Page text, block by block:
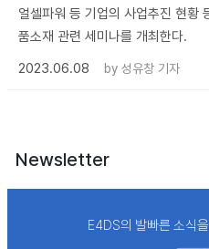
얼셀파워 등 기업의 사업추진 현황
품소재 관련 세미나를 개최한다.
2023.06.08
by 성유창 기자
Newsletter
E4DS의 발빠른 소식